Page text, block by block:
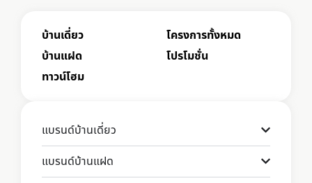
บ้านเดี่ยว
บ้านแฝด
ทาวน์โฮม
โครงการทั้งหมด
โปรโมชั่น
แบรนด์บ้านเดี่ยว
แบรนด์บ้านแฝด